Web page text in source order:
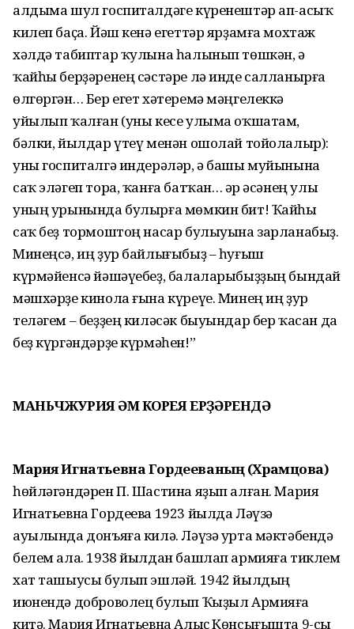
алдыма шул госпиталдәге күренештәр ап-асыҡ
килеп баҫа. Йәш кенә егеттәр ярҙамға мохтаж
хәлдә табиптар ҡулына һалынып төшкән, ә
ҡайһы берҙәренең сәстәре лә инде салланырға
өлгөргән… Бер егет хәтеремә мәңгелеккә
уйылып ҡалған (уны кесе улыма оҡшатам,
бәлки, йылдар үтеү менән ошолай тойолалыр):
уны госпиталгә индерәләр, ә башы муйынына
саҡ эләгеп тора, ҡанға батҡан… Һәр әсәнең улы
уның урынында булырға мөмкин бит! Ҡайһы
саҡ беҙ тормоштоң насар булыуына зарланабыҙ.
Минеңсә, иң ҙур байлығыбыҙ – һуғыш
күрмәйенсә йәшәүебеҙ, балаларыбыҙҙың бындай
мәшхәрҙе кинола ғына күреүе. Минең иң ҙур
теләгем – беҙҙең киләсәк быуындар бер ҡасан да
беҙ күргәндәрҙе күрмәһен!”
МАНЬЧЖУРИЯ ҺӘМ КОРЕЯ ЕРҘӘРЕНДӘ
Мария Игнатьевна Гордееваның (Храмцова)
һөйләгәндәрен П. Шастина яҙып алған. Мария
Игнатьевна Гордеева 1923 йылда Ләүзә
ауылында донъяға килә. Ләүзә урта мәктәбендә
белем ала. 1938 йылдан башлап армияға тиклем
хат ташыусы булып эшләй. 1942 йылдың
июнендә доброволец булып Ҡыҙыл Армияға
китә. Мария Игнатьевна Алыҫ Көнсығышта 9-сы